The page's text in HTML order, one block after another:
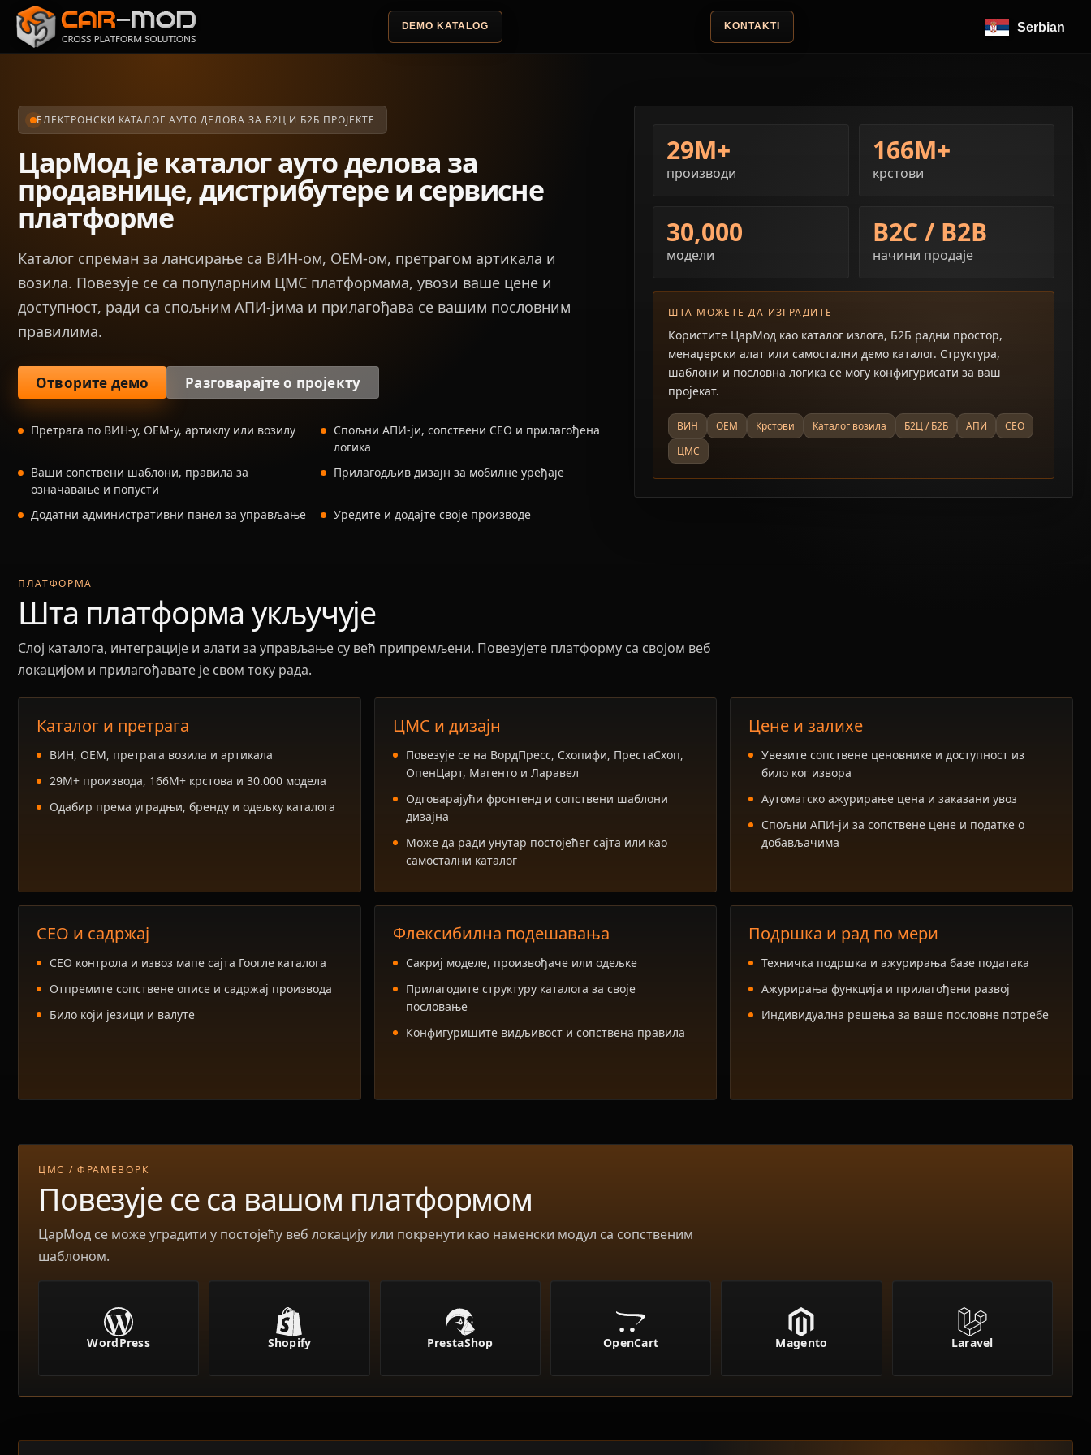
DEMO KATALOG KONTAKTI Serbian
ЕЛЕКТРОНСКИ КАТАЛОГ АУТО ДЕЛОВА ЗА Б2Ц И Б2Б ПРОЈЕКТЕ
ЦарМод је каталог ауто делова за
продавнице, дистрибутере и сервисне
платформе
Каталог спреман за лансирање са ВИН-ом, ОЕМ-ом, претрагом артикала и
возила. Повезује се са популарним ЦМС платформама, увози ваше цене и
доступност, ради са спољним АПИ-јима и прилагођава се вашим пословним
правилима.
Отворите демо Разговарајте о пројекту
Претрага по ВИН-у, ОЕМ-у, артиклу или возилу
Спољни АПИ-ји, сопствени СЕО и прилагођена
логика
Ваши сопствени шаблони, правила за
означавање и попусти
Прилагодљив дизајн за мобилне уређаје
Додатни административни панел за управљање Уредите и додајте своје производе
29M+
производи
166M+
крстови
30,000
модели
B2C / B2B
начини продаје
ШТА МОЖЕТЕ ДА ИЗГРАДИТЕ
Користите ЦарМод као каталог излога, Б2Б радни простор,
менаџерски алат или самостални демо каталог. Структура,
шаблони и пословна логика се могу конфигурисати за ваш
пројекат.
ВИН ОЕМ Крстови Каталог возила Б2Ц / Б2Б АПИ
СЕО
ЦМС
ПЛАТФОРМА
Шта платформа укључује
Слој каталога, интеграције и алати за управљање су већ припремљени. Повезујете платформу са својом веб
локацијом и прилагођавате је свом току рада.
Каталог и претрага
ВИН, ОЕМ, претрага возила и артикала
29М+ производа, 166М+ крстова и 30.000 модела
Одабир према уградњи, бренду и одељку каталога
ЦМС и дизајн
Повезује се на ВордПресс, Схопифи, ПрестаСхоп,
ОпенЦарт, Магенто и Ларавел
Одговарајући фронтенд и сопствени шаблони
дизајна
Може да ради унутар постојећег сајта или као
самостални каталог
Цене и залихе
Увезите сопствене ценовнике и доступност из
било ког извора
Аутоматско ажурирање цена и заказани увоз
Спољни АПИ-ји за сопствене цене и податке о
добављачима
СЕО и садржај
СЕО контрола и извоз мапе сајта Гоогле каталога
Отпремите сопствене описе и садржај производа
Било који језици и валуте
Флексибилна подешавања
Сакриј моделе, произвођаче или одељке
Прилагодите структуру каталога за своје
пословање
Конфигуришите видљивост и сопствена правила
Подршка и рад по мери
Техничка подршка и ажурирања базе података
Ажурирања функција и прилагођени развој
Индивидуална решења за ваше пословне потребе
ЦМС / ФРАМЕВОРК
Повезује се са вашом платформом
ЦарМод се може уградити у постојећу веб локацију или покренути као наменски модул са сопственим
шаблоном.
WordPress Shopify PrestaShop OpenCart Magento Laravel